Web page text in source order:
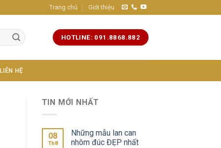
Trang chủ Giới thiệu
HOTLINE: 091.8868.882
LIÊN HỆ
TIN MỚI NHẤT
08
Th8
Những mẫu lan can
nhôm đúc ĐẸP nhất